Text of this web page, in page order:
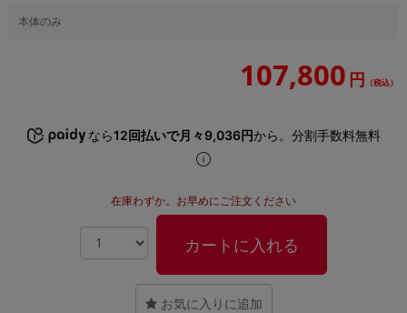
本体のみ
107,800 円 （税込）
なら12回払いで月々9,036円から。分割手数料無料
在庫わずか。お早めにご注文ください
カートに入れる
お気に入りに追加
ランク
OS